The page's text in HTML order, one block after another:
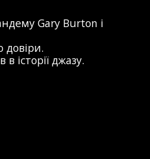
Gary Burton і
довіри.
історії джазу.